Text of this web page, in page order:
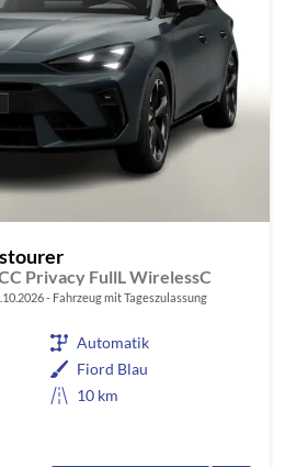
Privacy FullL WirelessC
Fahrzeug mit Tageszulassung
Automatik
Fiord Blau
10 km